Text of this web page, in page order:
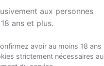
aux personnes
ans et plus.
avoir au moins 18 ans
strictement nécessaires au